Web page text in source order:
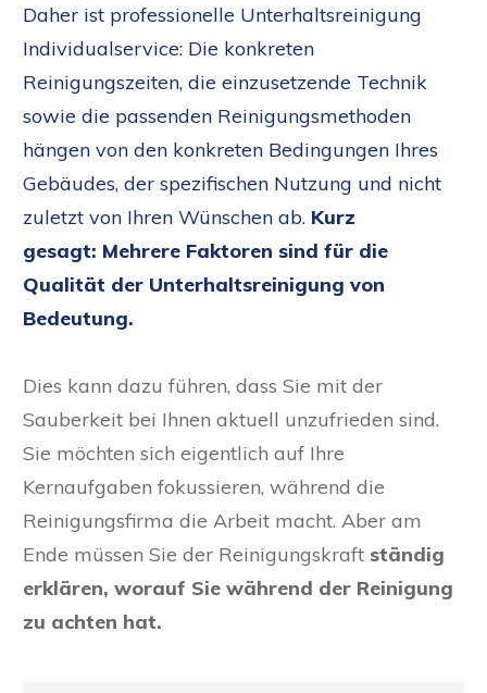
Daher ist professionelle Unterhaltsreinigung
Individualservice: Die konkreten
Reinigungszeiten, die einzusetzende Technik
sowie die passenden Reinigungsmethoden
hängen von den konkreten Bedingungen Ihres
Gebäudes, der spezifischen Nutzung und nicht
zuletzt von Ihren Wünschen ab. Kurz
gesagt: Mehrere Faktoren sind für die
Qualität der Unterhaltsreinigung von
Bedeutung.
Dies kann dazu führen, dass Sie mit der
Sauberkeit bei Ihnen aktuell unzufrieden sind.
Sie möchten sich eigentlich auf Ihre
Kernaufgaben fokussieren, während die
Reinigungsfirma die Arbeit macht. Aber am
Ende müssen Sie der Reinigungskraft ständig
erklären, worauf Sie während der Reinigung
zu achten hat.